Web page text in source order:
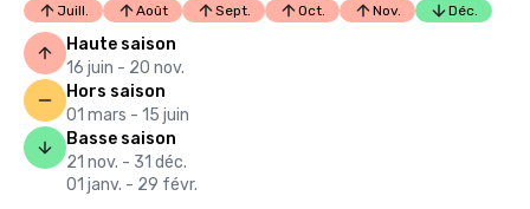
Juill.
Août Sept. Oct. Nov. Déc.
Haute saison
16 juin - 20 nov.
Hors saison
01 mars - 15 juin
Basse saison
21 nov. - 31 déc.
01 janv. - 29 févr.